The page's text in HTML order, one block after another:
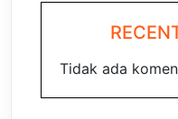
Tidak ada